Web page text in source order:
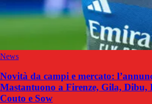
News
Novità da campi e mercato:
Mastantuono a Firenze, Gila, Dibu,
Couto e Sow